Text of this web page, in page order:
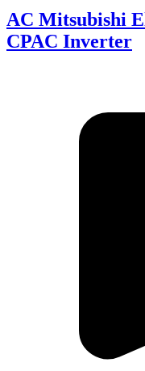
AC Mitsubishi
CPAC Inverter